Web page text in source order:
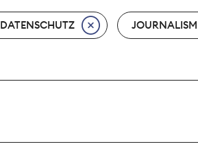
DATENSCHUTZ